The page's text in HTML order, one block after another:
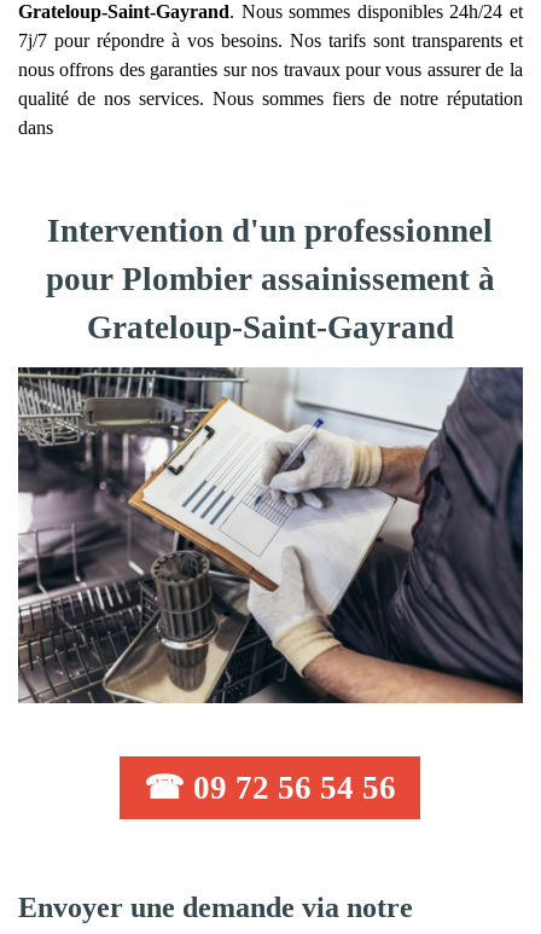
Grateloup-Saint-Gayrand. Nous sommes disponibles 24h/24 et
7j/7 pour répondre à vos besoins. Nos tarifs sont transparents et
nous offrons des garanties sur nos travaux pour vous assurer de la
qualité de nos services. Nous sommes fiers de notre réputation
dans
Intervention d'un professionnel
pour Plombier assainissement à
Grateloup-Saint-Gayrand
☎ 09 72 56 54 56
Envoyer une demande via notre